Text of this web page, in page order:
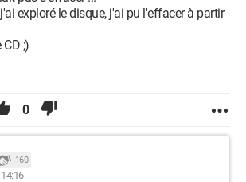
exploré le disque, j'ai pu l'effacer à partir
;)
0
160